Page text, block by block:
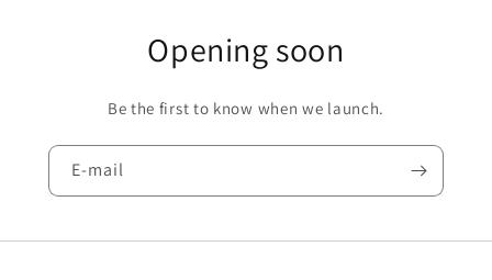
Opening soon
Be the first to know when we launch.
E‑mail